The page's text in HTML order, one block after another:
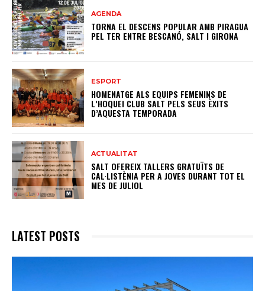
AGENDA
TORNA EL DESCENS POPULAR AMB PIRAGUA
PEL TER ENTRE BESCANÓ, SALT I GIRONA
ESPORT
HOMENATGE ALS EQUIPS FEMENINS DE
L’HOQUEI CLUB SALT PELS SEUS ÈXITS
D’AQUESTA TEMPORADA
ACTUALITAT
SALT OFEREIX TALLERS GRATUÏTS DE
CAL·LISTÈNIA PER A JOVES DURANT TOT EL
MES DE JULIOL
LATEST POSTS